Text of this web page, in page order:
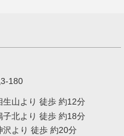
180
山より 徒歩 約12分
北より 徒歩 約18分
沢より 徒歩 約20分